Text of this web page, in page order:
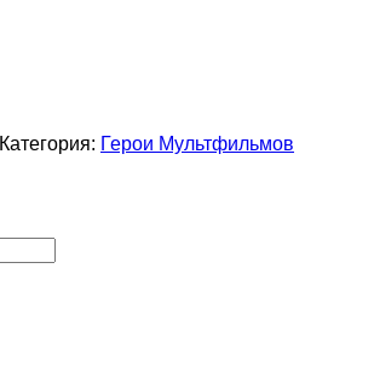
Категория: Герои Мультфильмов